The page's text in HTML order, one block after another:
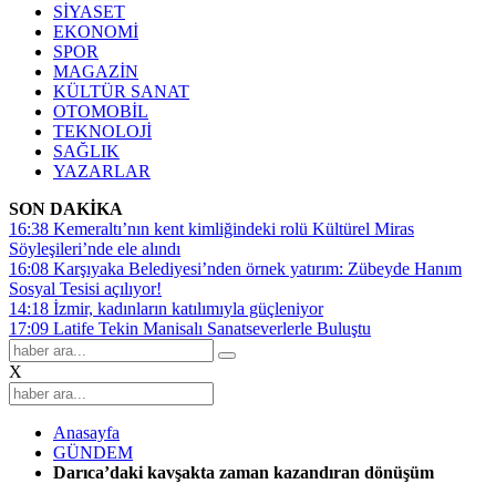
SİYASET
EKONOMİ
SPOR
MAGAZİN
KÜLTÜR SANAT
OTOMOBİL
TEKNOLOJİ
SAĞLIK
YAZARLAR
SON DAKİKA
16:38 Kemeraltı’nın kent kimliğindeki rolü Kültürel Miras
Söyleşileri’nde ele alındı
16:08 Karşıyaka Belediyesi’nden örnek yatırım: Zübeyde Hanım
Sosyal Tesisi açılıyor!
14:18 İzmir, kadınların katılımıyla güçleniyor
17:09 Latife Tekin Manisalı Sanatseverlerle Buluştu
X
Anasayfa
GÜNDEM
Darıca’daki kavşakta zaman kazandıran dönüşüm